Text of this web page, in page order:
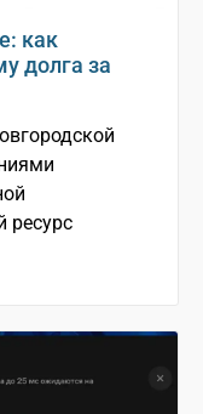
как
долга за
ресурс